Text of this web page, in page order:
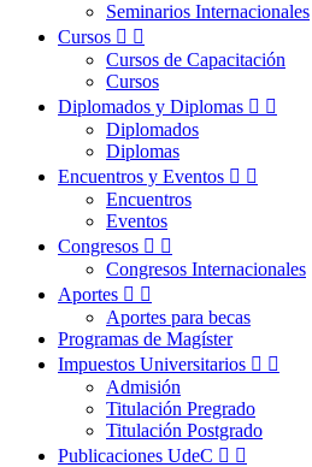
Seminarios Internacionales
Cursos  
Cursos de Capacitación
Cursos
Diplomados y Diplomas  
Diplomados
Diplomas
Encuentros y Eventos  
Encuentros
Eventos
Congresos  
Congresos Internacionales
Aportes  
Aportes para becas
Programas de Magíster
Impuestos Universitarios  
Admisión
Titulación Pregrado
Titulación Postgrado
Publicaciones UdeC  